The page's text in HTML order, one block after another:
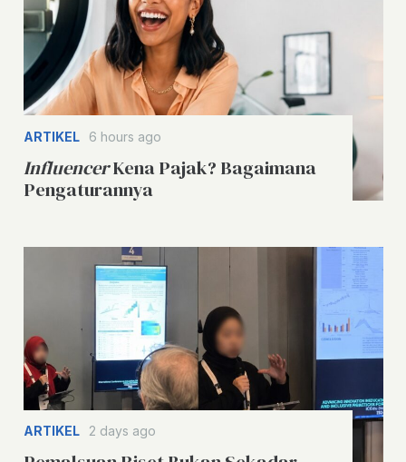
ARTIKEL 6 hours ago
InfluencerKena Pajak? Bagaimana
Pengaturannya
ARTIKEL 2 days ago